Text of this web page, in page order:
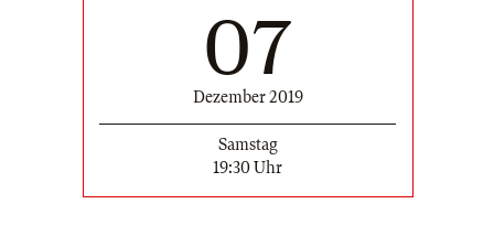
07
Dezember 2019
Samstag
19:30 Uhr